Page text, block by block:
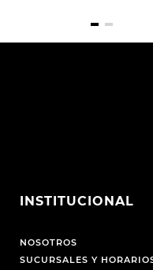
INSTITUCIONAL
NOSOTROS
SUCURSALES Y